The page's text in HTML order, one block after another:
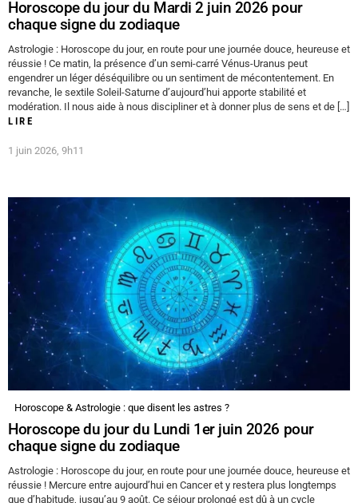
Horoscope du jour du Mardi 2 juin 2026 pour
chaque signe du zodiaque
Astrologie : Horoscope du jour, en route pour une journée douce, heureuse et
réussie ! Ce matin, la présence d’un semi-carré Vénus-Uranus peut
engendrer un léger déséquilibre ou un sentiment de mécontentement. En
revanche, le sextile Soleil-Saturne d’aujourd’hui apporte stabilité et
modération. Il nous aide à nous discipliner et à donner plus de sens et de […]
LIRE
1 juin 2026, 9h11
Horoscope & Astrologie : que disent les astres ?
Horoscope du jour du Lundi 1er juin 2026 pour
chaque signe du zodiaque
Astrologie : Horoscope du jour, en route pour une journée douce, heureuse et
réussie ! Mercure entre aujourd’hui en Cancer et y restera plus longtemps
que d’habitude, jusqu’au 9 août. Ce séjour prolongé est dû à un cycle